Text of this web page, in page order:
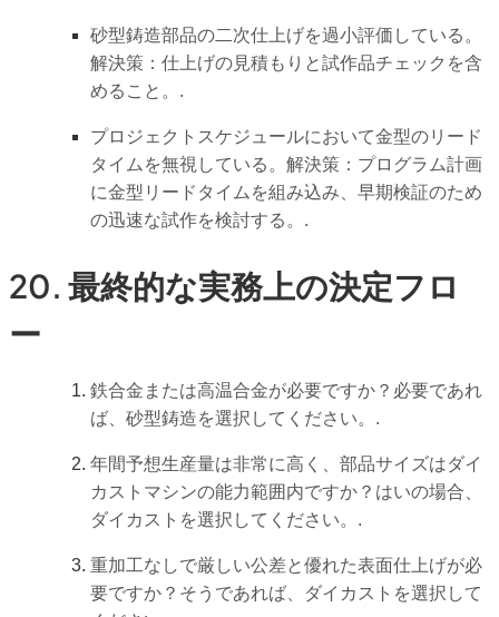
砂型鋳造部品の二次仕上げを過小評価している。
解決策：仕上げの見積もりと試作品チェックを含
めること。.
プロジェクトスケジュールにおいて金型のリード
タイムを無視している。解決策：プログラム計画
に金型リードタイムを組み込み、早期検証のため
の迅速な試作を検討する。.
20. 最終的な実務上の決定フロ
ー
鉄合金または高温合金が必要ですか？必要であれ
ば、砂型鋳造を選択してください。.
年間予想生産量は非常に高く、部品サイズはダイ
カストマシンの能力範囲内ですか？はいの場合、
ダイカストを選択してください。.
重加工なしで厳しい公差と優れた表面仕上げが必
要ですか？そうであれば、ダイカストを選択して